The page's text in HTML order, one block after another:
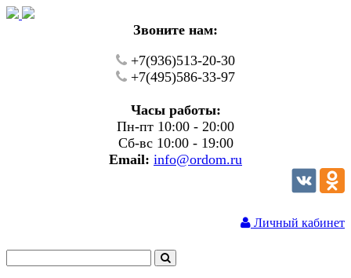
Звоните нам:
+7(936)513-20-30
+7(495)586-33-97
Часы работы:
Пн-пт 10:00 - 20:00
Сб-вс 10:00 - 19:00
Email: info@ordom.ru
Личный кабинет